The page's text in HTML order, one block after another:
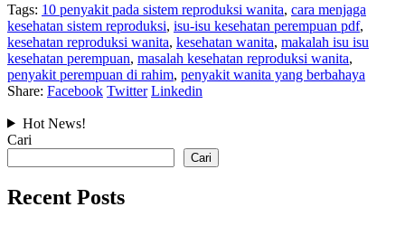
Tags: 10 penyakit pada sistem reproduksi wanita, cara menjaga
kesehatan sistem reproduksi, isu-isu kesehatan perempuan pdf,
kesehatan reproduksi wanita, kesehatan wanita, makalah isu isu
kesehatan perempuan, masalah kesehatan reproduksi wanita,
penyakit perempuan di rahim, penyakit wanita yang berbahaya
Share: Facebook Twitter Linkedin
Hot News!
Cari
Cari
Recent Posts